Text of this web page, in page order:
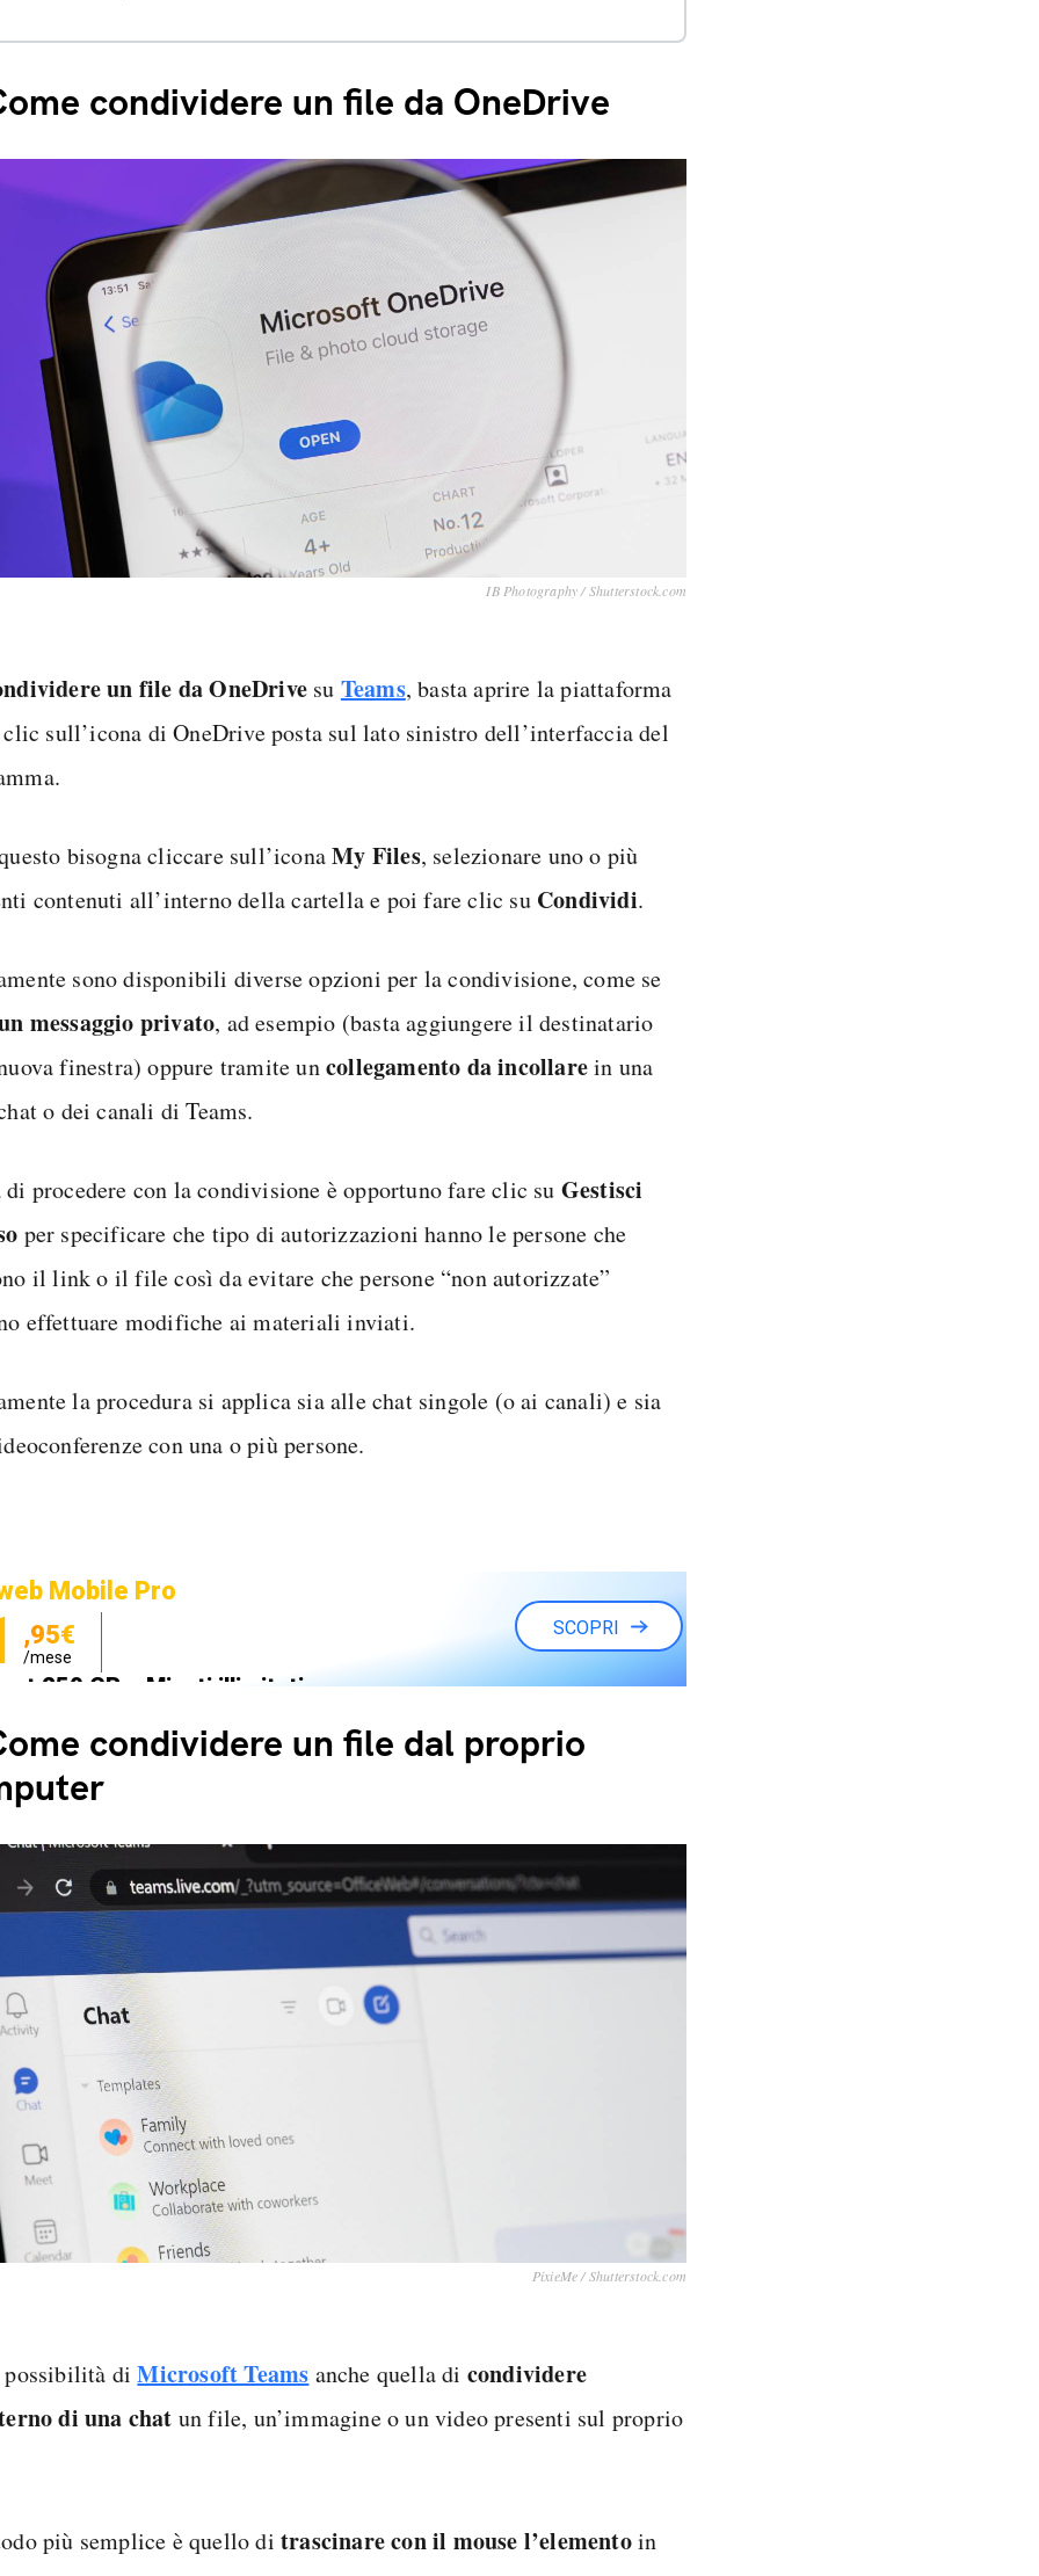
condividere un file da OneDrive
IB Photography / Shutterstock.com
un file da OneDrive su Teams, basta aprire la piattaforma
sull’icona di OneDrive posta sul lato sinistro dell’interfaccia del
bisogna cliccare sull’iconaMy Files, selezionare uno o più
contenuti all’interno della cartella e poi fare clic su Condividi.
sono disponibili diverse opzioni per la condivisione, come se
messaggio privato, ad esempio (basta aggiungere il destinatario
finestra) oppure tramite uncollegamento da incollarein una
o dei canali di Teams.
procedere con la condivisione è opportuno fare clic su Gestisci
per specificare che tipo di autorizzazioni hanno le persone che
il link o il file così da evitare che persone “non autorizzate”
effettuare modifiche ai materiali inviati.
la procedura si applica sia alle chat singole (o ai canali) e sia
con una o più persone.
Mobile Pro
,95€
/mese
250 GB e Minuti illimitati
SCOPRI
condividere un file dal proprio
PixieMe / Shutterstock.com
possibilità diMicrosoft Teams anche quella di condividere
di una chat un file, un’immagine o un video presenti sul proprio
più semplice è quello di trascinare con il mouse l’elementoin